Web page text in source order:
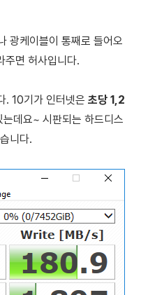
광케이블이 통째로 들어오
주면 허사입니다.
. 10기가 인터넷은 초당 1,2
는데요~ 시판되는 하드디스
니다.